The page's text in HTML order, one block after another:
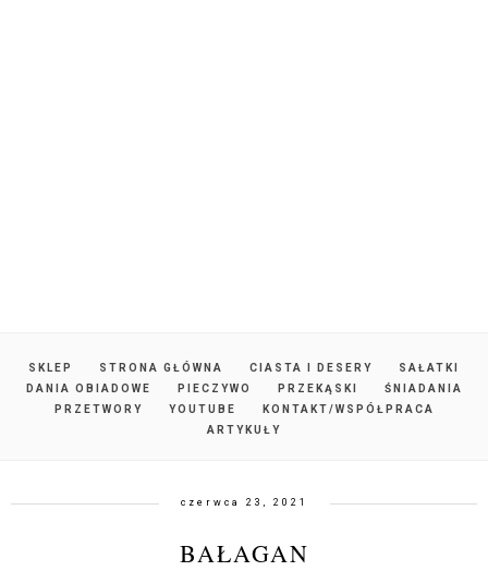
SKLEP STRONA GŁÓWNA CIASTA I DESERY
SAŁATKI
DANIA OBIADOWE
PIECZYWO PRZEKĄSKI
ŚNIADANIA
PRZETWORY
YOUTUBE
KONTAKT/WSPÓŁPRACA
ARTYKUŁY
czerwca 23, 2021
BAŁAGAN